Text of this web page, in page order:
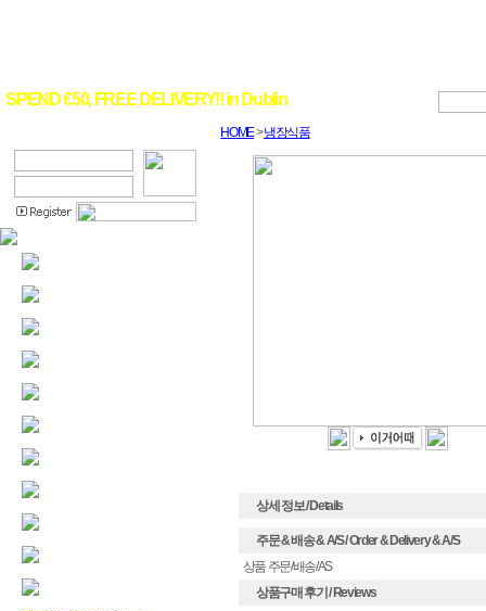
SPEND €50, FREE DELIVERY!! in Dublin
HOME>냉장식품
상세 정보 / Details
주문 & 배송 & A/S / Order & Delivery & A/S
상품 주문/배송/AS
상품구매 후기 / Reviews